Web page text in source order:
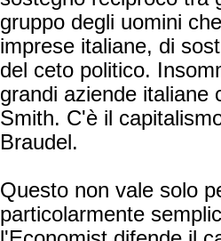
gruppo degli uomini
imprese italiane, di
del ceto politico.
grandi aziende italiane
Smith. C'è il
Braudel.
Questo non vale solo
particolarmente